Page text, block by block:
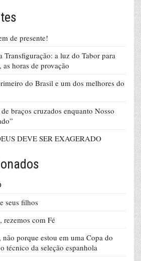
de presente!
Transfiguração: a luz do Tabor para
horas de provação
do Brasil e um dos melhores do
braços cruzados enquanto Nosso
DEVE SER EXAGERADO
seus filhos
rezemos com Fé
não porque estou em uma Copa do
da seleção espanhola